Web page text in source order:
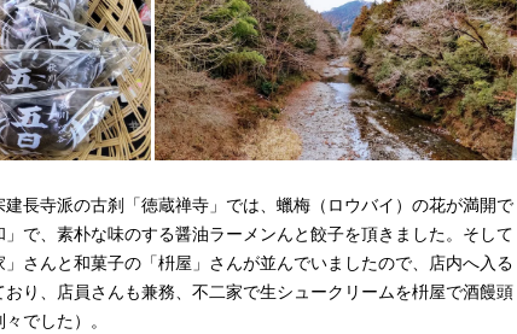
長寺派の古刹「徳蔵禅寺」では、蠟梅（ロウバイ）の花が満開で
」で、素朴な味のする醤油ラーメンんと餃子を頂きました。そして
」さんと和菓子の「枡屋」さんが並んでいましたので、店内へ入る
り、店員さんも兼務、不二家で生シュークリームを枡屋で酒饅頭
でした）。